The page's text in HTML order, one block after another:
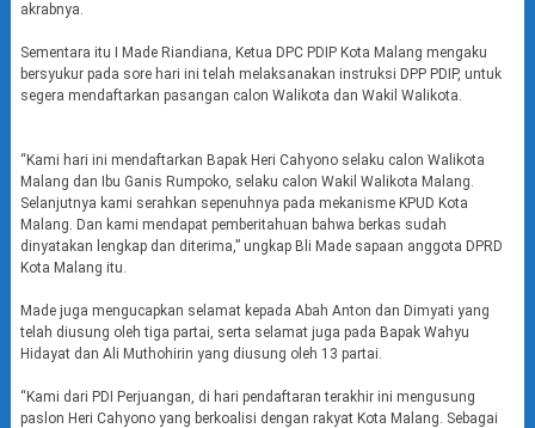
akrabnya.
Sementara itu I Made Riandiana, Ketua DPC PDIP Kota Malang mengaku
bersyukur pada sore hari ini telah melaksanakan instruksi DPP PDIP, untuk
segera mendaftarkan pasangan calon Walikota dan Wakil Walikota.
“Kami hari ini mendaftarkan Bapak Heri Cahyono selaku calon Walikota
Malang dan Ibu Ganis Rumpoko, selaku calon Wakil Walikota Malang.
Selanjutnya kami serahkan sepenuhnya pada mekanisme KPUD Kota
Malang. Dan kami mendapat pemberitahuan bahwa berkas sudah
dinyatakan lengkap dan diterima,” ungkap Bli Made sapaan anggota DPRD
Kota Malang itu.
Made juga mengucapkan selamat kepada Abah Anton dan Dimyati yang
telah diusung oleh tiga partai, serta selamat juga pada Bapak Wahyu
Hidayat dan Ali Muthohirin yang diusung oleh 13 partai.
“Kami dari PDI Perjuangan, di hari pendaftaran terakhir ini mengusung
paslon Heri Cahyono yang berkoalisi dengan rakyat Kota Malang. Sebagai